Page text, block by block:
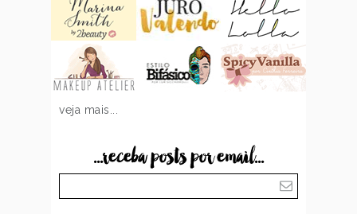
veja mais...
...receba posts por email...